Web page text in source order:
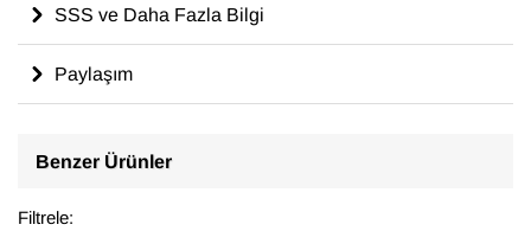
SSS ve Daha Fazla Bilgi
Paylaşım
Benzer Ürünler
Filtrele: